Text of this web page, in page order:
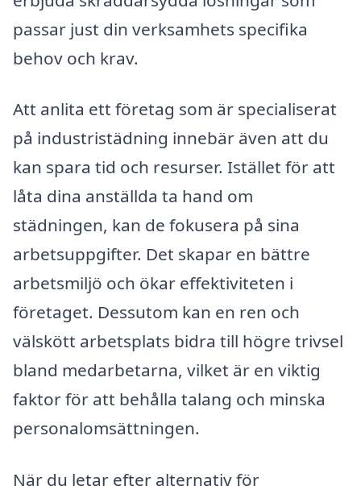
passar just din verksamhets specifika
behov och krav.
Att anlita ett företag som är specialiserat
på industristädning innebär även att du
kan spara tid och resurser. Istället för att
låta dina anställda ta hand om
städningen, kan de fokusera på sina
arbetsuppgifter. Det skapar en bättre
arbetsmiljö och ökar effektiviteten i
företaget. Dessutom kan en ren och
välskött arbetsplats bidra till högre trivsel
bland medarbetarna, vilket är en viktig
faktor för att behålla talang och minska
personalomsättningen.
När du letar efter alternativ för